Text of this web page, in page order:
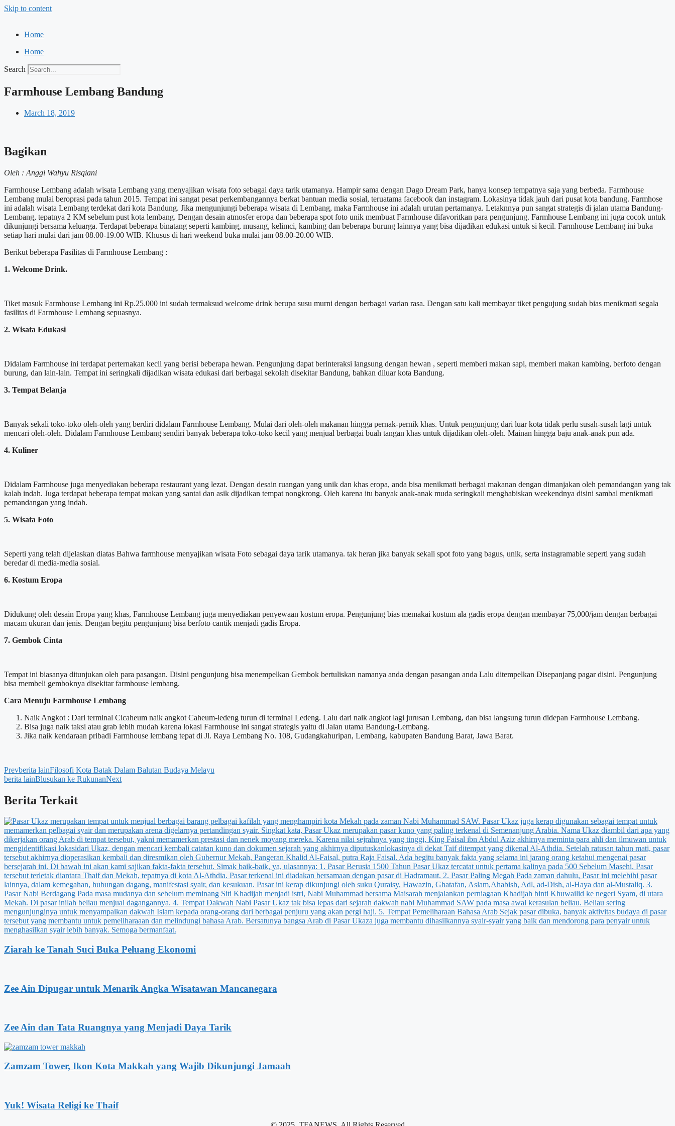
Skip to content
Home
Home
Search
Farmhouse Lembang Bandung
March 18, 2019
Bagikan
Oleh : Anggi Wahyu Risqiani
Farmhouse Lembang adalah wisata Lembang yang menyajikan wisata foto sebagai daya tarik utamanya. Hampir sama dengan Dago Dream Park, hanya konsep tempatnya saja yang berbeda. Farmhouse
Lembang mulai beroprasi pada tahun 2015. Tempat ini sangat pesat perkembangannya berkat bantuan media sosial, teruatama facebook dan instagram. Lokasinya tidak jauh dari pusat kota bandung. Farmhose
ini adalah wisata Lembang terdekat dari kota Bandung. Jika mengunjungi beberapa wisata di Lembang, maka Farmhouse ini adalah urutan pertamanya. Letaknnya pun sangat strategis di jalan utama Bandung-
Lembang, tepatnya 2 KM sebelum pust kota lembang. Dengan desain atmosfer eropa dan beberapa spot foto unik membuat Farmhouse difavoritkan para pengunjung. Farmhouse Lembang ini juga cocok untuk
dikunjungi bersama keluarga. Terdapat beberapa binatang seperti kambing, musang, kelimci, kambing dan beberapa burung lainnya yang bisa dijadikan edukasi untuk si kecil. Farmhouse Lembang ini buka
setiap hari mulai dari jam 08.00-19.00 WIB. Khusus di hari weekend buka mulai jam 08.00-20.00 WIB.
Berikut beberapa Fasilitas di Farmhouse Lembang :
1. Welcome Drink.
Tiket masuk Farmhouse Lembang ini Rp.25.000 ini sudah termaksud welcome drink berupa susu murni dengan berbagai varian rasa. Dengan satu kali membayar tiket pengujung sudah bias menikmati segala
fasilitas di Farmhouse Lembang sepuasnya.
2. Wisata Edukasi
Didalam Farmhouse ini terdapat perternakan kecil yang berisi beberapa hewan. Pengunjung dapat berinteraksi langsung dengan hewan , seperti memberi makan sapi, memberi makan kambing, berfoto dengan
burung, dan lain-lain. Tempat ini seringkali dijadikan wisata edukasi dari berbagai sekolah disekitar Bandung, bahkan diluar kota Bandung.
3. Tempat Belanja
Banyak sekali toko-toko oleh-oleh yang berdiri didalam Farmhouse Lembang. Mulai dari oleh-oleh makanan hingga pernak-pernik khas. Untuk pengunjung dari luar kota tidak perlu susah-susah lagi untuk
mencari oleh-oleh. Didalam Farmhouse Lembang sendiri banyak beberapa toko-toko kecil yang menjual berbagai buah tangan khas untuk dijadikan oleh-oleh. Mainan hingga baju anak-anak pun ada.
4. Kuliner
Didalam Farmhouse juga menyediakan beberapa restaurant yang lezat. Dengan desain ruangan yang unik dan khas eropa, anda bisa menikmati berbagai makanan dengan dimanjakan oleh pemandangan yang tak
kalah indah. Juga terdapat beberapa tempat makan yang santai dan asik dijadikan tempat nongkrong. Oleh karena itu banyak anak-anak muda seringkali menghabiskan weekendnya disini sambal menikmati
pemandangan yang indah.
5. Wisata Foto
Seperti yang telah dijelaskan diatas Bahwa farmhouse menyajikan wisata Foto sebagai daya tarik utamanya. tak heran jika banyak sekali spot foto yang bagus, unik, serta instagramable seperti yang sudah
beredar di media-media sosial.
6. Kostum Eropa
Didukung oleh desain Eropa yang khas, Farmhouse Lembang juga menyediakan penyewaan kostum eropa. Pengunjung bias memakai kostum ala gadis eropa dengan membayar 75,000/jam dengan berbagai
macam ukuran dan jenis. Dengan begitu pengunjung bisa berfoto cantik menjadi gadis Eropa.
7. Gembok Cinta
Tempat ini biasanya ditunjukan oleh para pasangan. Disini pengunjung bisa menempelkan Gembok bertuliskan namanya anda dengan pasangan anda Lalu ditempelkan Disepanjang pagar disini. Pengunjung
bisa membeli gemboknya disekitar farmhouse lembang.
Cara Menuju Farmhouse Lembang
Naik Angkot : Dari terminal Cicaheum naik angkot Caheum-ledeng turun di terminal Ledeng. Lalu dari naik angkot lagi jurusan Lembang, dan bisa langsung turun didepan Farmhouse Lembang.
Bisa juga naik taksi atau grab lebih mudah karena lokasi Farmhouse ini sangat strategis yaitu di Jalan utama Bandung-Lembang.
Jika naik kendaraan pribadi Farmhouse lembang tepat di Jl. Raya Lembang No. 108, Gudangkahuripan, Lembang, kabupaten Bandung Barat, Jawa Barat.
Prevberita lainFilosofi Kota Batak Dalam Balutan Budaya Melayu
berita lainBlusukan ke RukunanNext
Berita Terkait
Ziarah ke Tanah Suci Buka Peluang Ekonomi
Zee Ain Dipugar untuk Menarik Angka Wisatawan Mancanegara
Zee Ain dan Tata Ruangnya yang Menjadi Daya Tarik
Zamzam Tower, Ikon Kota Makkah yang Wajib Dikunjungi Jamaah
Yuk! Wisata Religi ke Thaif